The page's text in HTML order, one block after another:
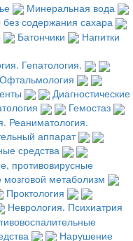
Минеральная вода
без содержания сахара
Батончики
Напитки
Гепатология.
Офтальмология
Диагностические
Гемостаз
Реаниматология.
аппарат
средства
противовирусные
метаболизм
Проктология
Неврология. Психиатрия
Нарушение